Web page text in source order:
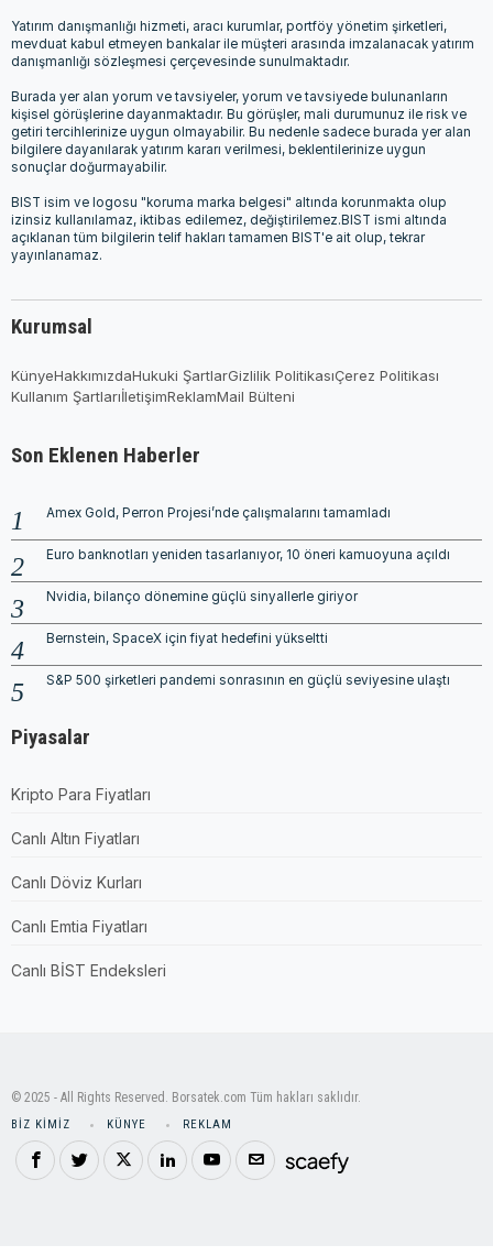
Yatırım danışmanlığı hizmeti, aracı kurumlar, portföy yönetim şirketleri,
mevduat kabul etmeyen bankalar ile müşteri arasında imzalanacak yatırım
danışmanlığı sözleşmesi çerçevesinde sunulmaktadır.
Burada yer alan yorum ve tavsiyeler, yorum ve tavsiyede bulunanların
kişisel görüşlerine dayanmaktadır. Bu görüşler, mali durumunuz ile risk ve
getiri tercihlerinize uygun olmayabilir. Bu nedenle sadece burada yer alan
bilgilere dayanılarak yatırım kararı verilmesi, beklentilerinize uygun
sonuçlar doğurmayabilir.
BIST isim ve logosu "koruma marka belgesi" altında korunmakta olup
izinsiz kullanılamaz, iktibas edilemez, değiştirilemez.BIST ismi altında
açıklanan tüm bilgilerin telif hakları tamamen BIST'e ait olup, tekrar
yayınlanamaz.
Kurumsal
KünyeHakkımızdaHukuki ŞartlarGizlilik PolitikasıÇerez Politikası
Kullanım ŞartlarıİletişimReklamMail Bülteni
Son Eklenen Haberler
Amex Gold, Perron Projesi’nde çalışmalarını tamamladı
Euro banknotları yeniden tasarlanıyor, 10 öneri kamuoyuna açıldı
Nvidia, bilanço dönemine güçlü sinyallerle giriyor
Bernstein, SpaceX için fiyat hedefini yükseltti
S&P 500 şirketleri pandemi sonrasının en güçlü seviyesine ulaştı
Piyasalar
Kripto Para Fiyatları
Canlı Altın Fiyatları
Canlı Döviz Kurları
Canlı Emtia Fiyatları
Canlı BİST Endeksleri
© 2025 - All Rights Reserved. Borsatek.com Tüm hakları saklıdır.
BIZ KIMIZ KÜNYE REKLAM